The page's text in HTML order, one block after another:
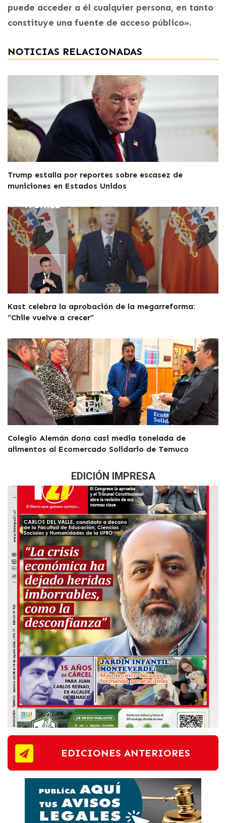
puede acceder a él cualquier persona, en tanto
constituye una fuente de acceso público».
NOTICIAS RELACIONADAS
Trump estalla por reportes sobre escasez de
municiones en Estados Unidos
Kast celebra la aprobación de la megarreforma:
“Chile vuelve a crecer”
Colegio Alemán dona casi media tonelada de
alimentos al Ecomercado Solidario de Temuco
EDICIÓN IMPRESA
EDICIONES ANTERIORES